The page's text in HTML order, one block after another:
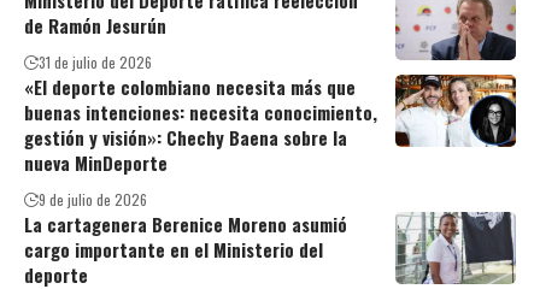
de Ramón Jesurún
31 de julio de 2026
«El deporte colombiano necesita más que
buenas intenciones: necesita conocimiento,
gestión y visión»: Chechy Baena sobre la
nueva MinDeporte
9 de julio de 2026
La cartagenera Berenice Moreno asumió
cargo importante en el Ministerio del
deporte